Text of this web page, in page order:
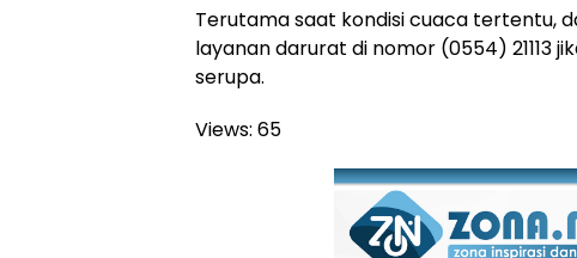
Terutama saat kondisi cuaca tertentu,
layanan darurat di nomor (0554) 21113
serupa.
Views: 65